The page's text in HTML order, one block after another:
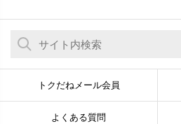
トクだねメール会員
よくある質問